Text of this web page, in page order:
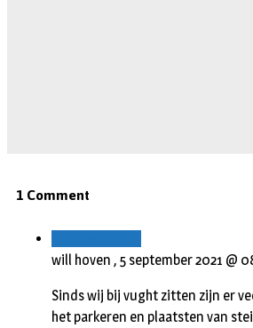
1 Comment
will hoven , 5 september 2021 @
Sinds wij bij vught zitten zijn er
het parkeren en plaatsten van